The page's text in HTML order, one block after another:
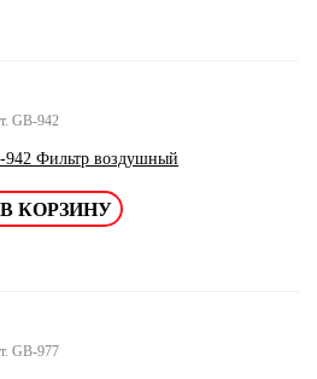
GB-942
Фильтр воздушный
GB-977